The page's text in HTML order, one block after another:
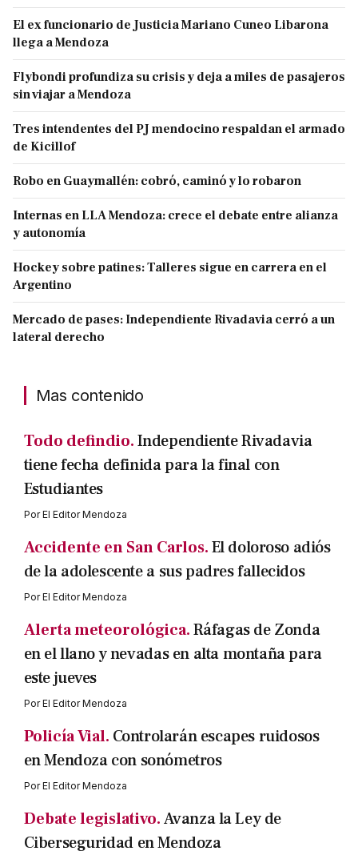
El ex funcionario de Justicia Mariano Cuneo Libarona
llega a Mendoza
Flybondi profundiza su crisis y deja a miles de pasajeros
sin viajar a Mendoza
Tres intendentes del PJ mendocino respaldan el armado
de Kicillof
Robo en Guaymallén: cobró, caminó y lo robaron
Internas en LLA Mendoza: crece el debate entre alianza
y autonomía
Hockey sobre patines: Talleres sigue en carrera en el
Argentino
Mercado de pases: Independiente Rivadavia cerró a un
lateral derecho
Mas contenido
Todo defindio.Independiente Rivadavia
tiene fecha definida para la final con
Estudiantes
PorEl Editor Mendoza
Accidente en San Carlos.El doloroso adiós
de la adolescente a sus padres fallecidos
PorEl Editor Mendoza
Alerta meteorológica.Ráfagas de Zonda
en el llano y nevadas en alta montaña para
este jueves
PorEl Editor Mendoza
Policía Vial. Controlarán escapes ruidosos
en Mendoza con sonómetros
PorEl Editor Mendoza
Debate legislativo.Avanza la Ley de
Ciberseguridad en Mendoza